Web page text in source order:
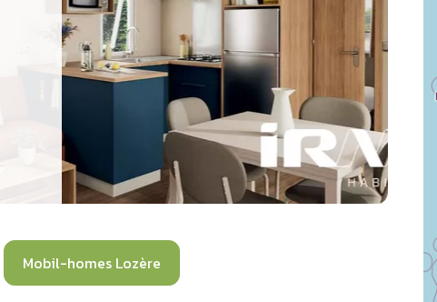
Mobil-homes Lozère